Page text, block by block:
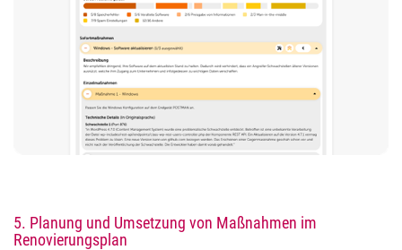
5. Planung und Umsetzung von Maßnahmen im
Renovierungsplan